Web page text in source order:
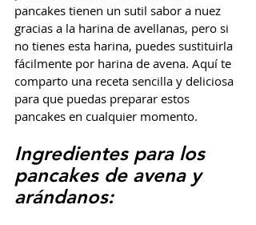
pancakes tienen un sutil sabor a nuez
gracias a la harina de avellanas, pero si
no tienes esta harina, puedes sustituirla
fácilmente por harina de avena. Aquí te
comparto una receta sencilla y deliciosa
para que puedas preparar estos
pancakes en cualquier momento.
Ingredientes para los
pancakes de avena y
arándanos: